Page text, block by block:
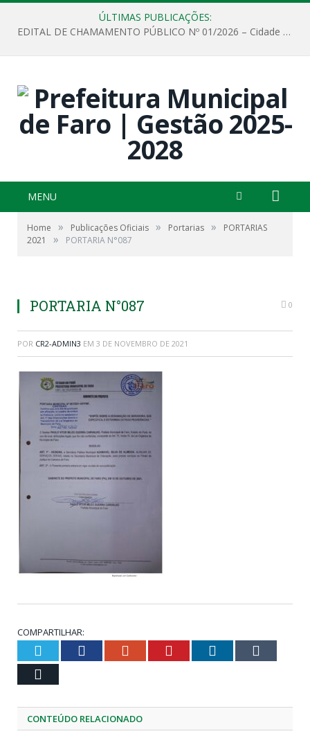
ÚLTIMAS PUBLICAÇÕES:
EDITAL DE CHAMAMENTO PÚBLICO Nº 01/2026 – Cidade de Faro
MENU
Home » Publicações Oficiais » Portarias »
PORTARIAS
2021
» PORTARIA N°087
PORTARIA N°087 0
POR CR2-ADMIN3 EM 3 DE NOVEMBRO DE 2021
COMPARTILHAR:
Twitter Facebook Google+ Pinterest LinkedIn
CONTEÚDO RELACIONADO